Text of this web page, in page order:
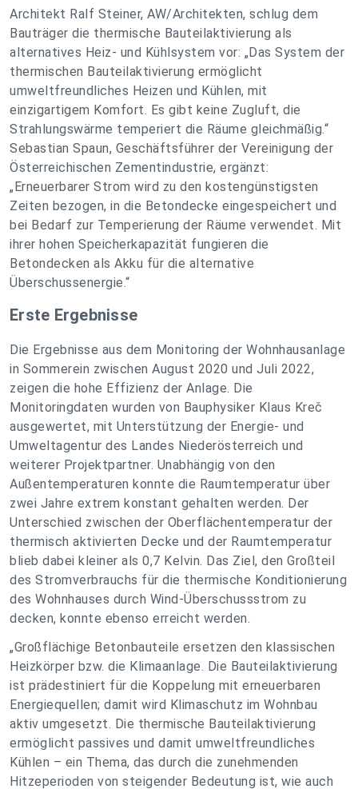
Architekt Ralf Steiner, AW/Architekten, schlug dem
Bauträger die thermische Bauteilaktivierung als
alternatives Heiz- und Kühlsystem vor: „Das System der
thermischen Bauteilaktivierung ermöglicht
umweltfreundliches Heizen und Kühlen, mit
einzigartigem Komfort. Es gibt keine Zugluft, die
Strahlungswärme temperiert die Räume gleichmäßig.“
Sebastian Spaun, Geschäftsführer der Vereinigung der
Österreichischen Zementindustrie, ergänzt:
„Erneuerbarer Strom wird zu den kostengünstigsten
Zeiten bezogen, in die Betondecke eingespeichert und
bei Bedarf zur Temperierung der Räume verwendet. Mit
ihrer hohen Speicherkapazität fungieren die
Betondecken als Akku für die alternative
Überschussenergie.“
Erste Ergebnisse
Die Ergebnisse aus dem Monitoring der Wohnhausanlage
in Sommerein zwischen August 2020 und Juli 2022,
zeigen die hohe Effizienz der Anlage. Die
Monitoringdaten wurden von Bauphysiker Klaus Kreč
ausgewertet, mit Unterstützung der Energie- und
Umweltagentur des Landes Niederösterreich und
weiterer Projektpartner. Unabhängig von den
Außentemperaturen konnte die Raumtemperatur über
zwei Jahre extrem konstant gehalten werden. Der
Unterschied zwischen der Oberflächentemperatur der
thermisch aktivierten Decke und der Raumtemperatur
blieb dabei kleiner als 0,7 Kelvin. Das Ziel, den Großteil
des Stromverbrauchs für die thermische Konditionierung
des Wohnhauses durch Wind-Überschussstrom zu
decken, konnte ebenso erreicht werden.
„Großflächige Betonbauteile ersetzen den klassischen
Heizkörper bzw. die Klimaanlage. Die Bauteilaktivierung
ist prädestiniert für die Koppelung mit erneuerbaren
Energiequellen; damit wird Klimaschutz im Wohnbau
aktiv umgesetzt. Die thermische Bauteilaktivierung
ermöglicht passives und damit umweltfreundliches
Kühlen – ein Thema, das durch die zunehmenden
Hitzeperioden von steigender Bedeutung ist, wie auch